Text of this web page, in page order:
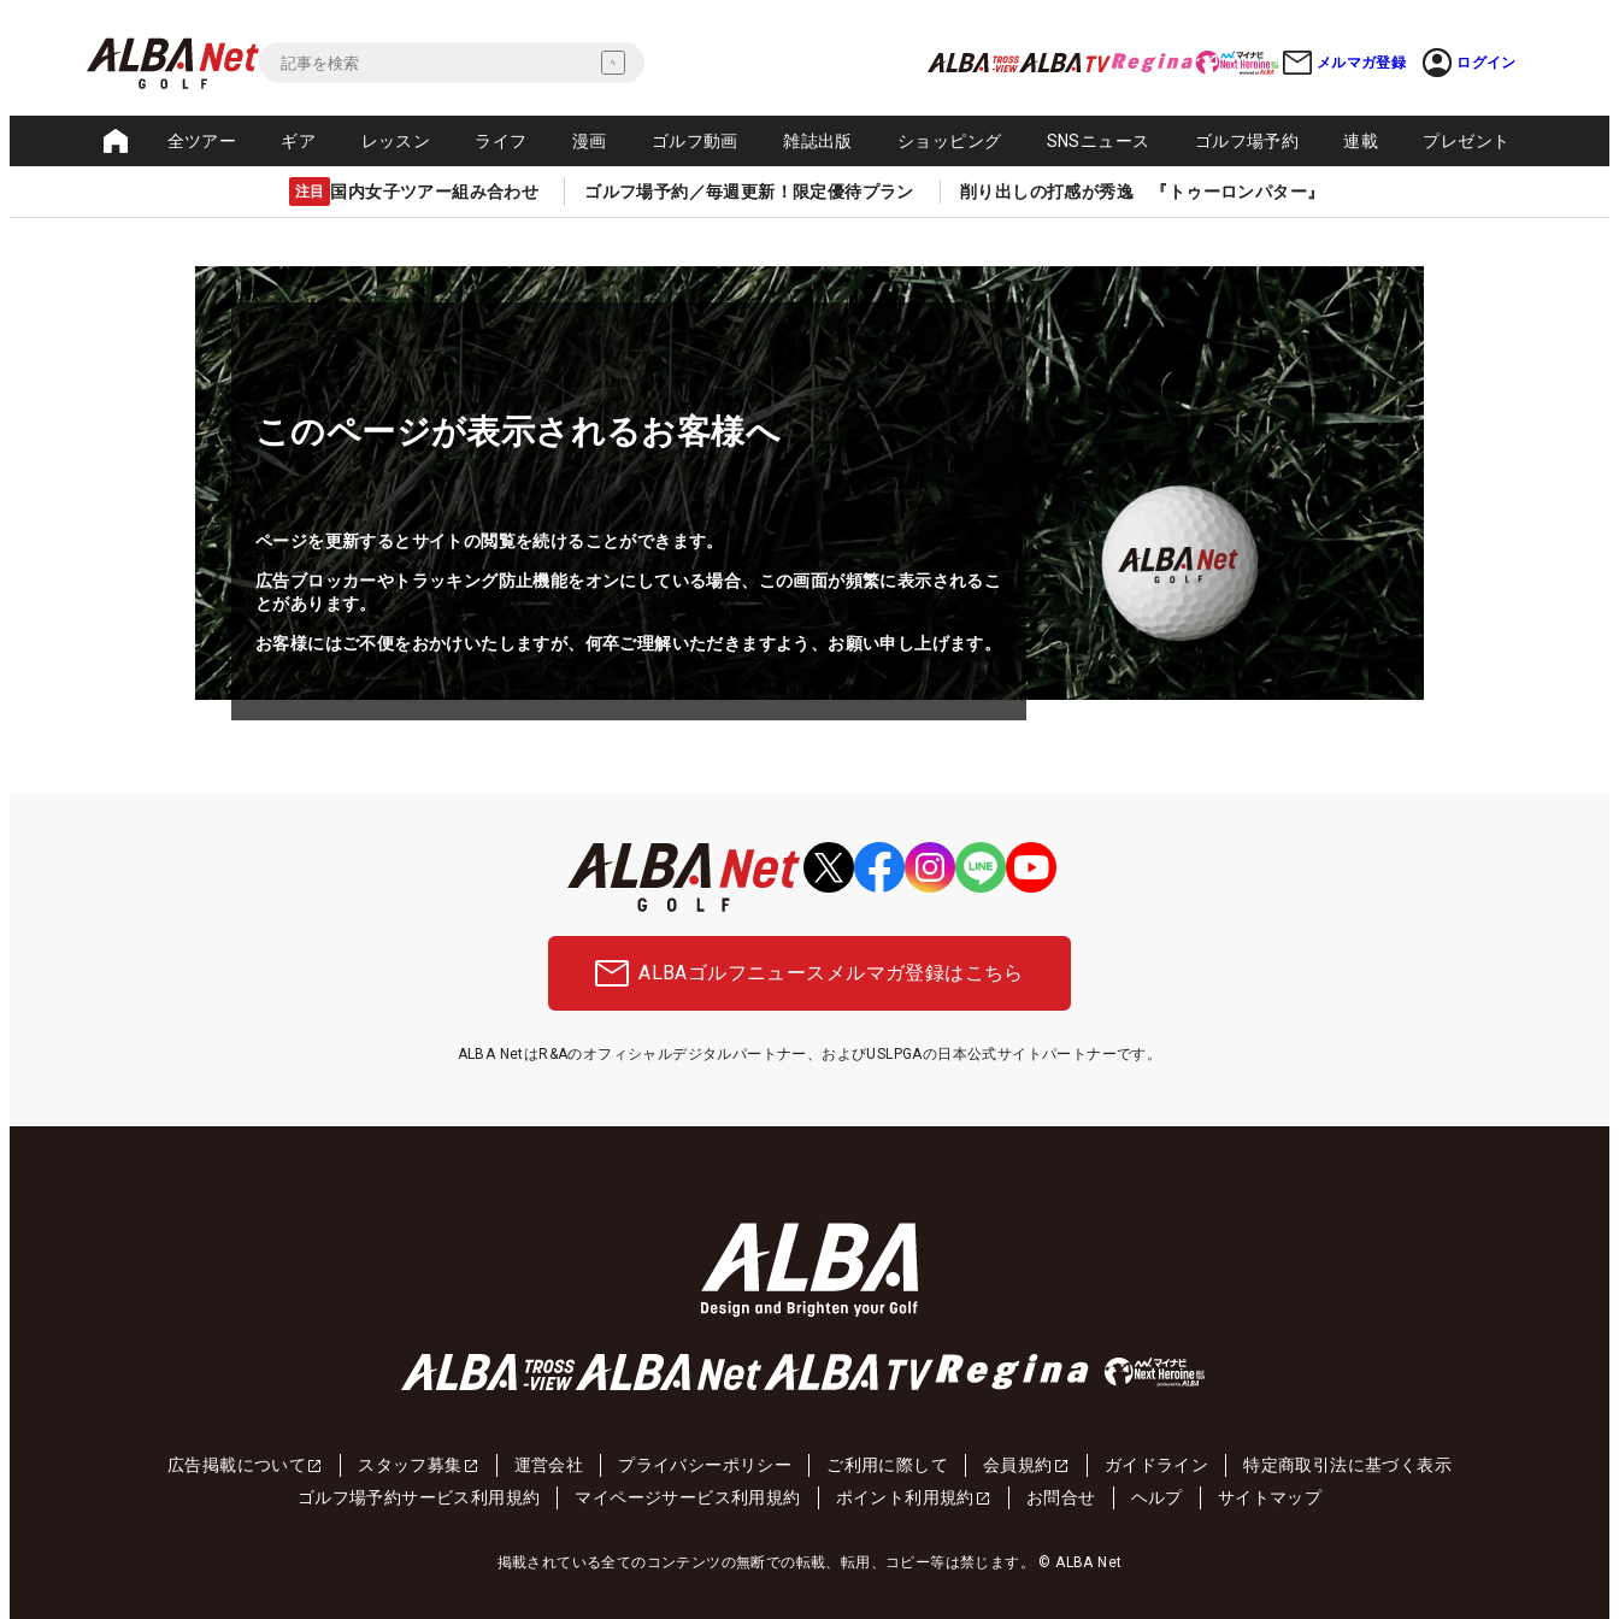
メルマガ登録 ログイン
全ツアー ギア レッスン ライフ 漫画 ゴルフ動画 雑誌出版 ショッピング SNSニュース ゴルフ場予約 連載 プレゼント
注目 国内女子ツアー組み合わせ ゴルフ場予約／毎週更新！限定優待プラン 削り出しの打感が秀逸 『トゥーロンパター』
このページが表示されるお客様へ
ページを更新するとサイトの閲覧を続けることができます。
広告ブロッカーやトラッキング防止機能をオンにしている場合、この画面が頻繁に表示されるこ
とがあります。
お客様にはご不便をおかけいたしますが、何卒ご理解いただきますよう、お願い申し上げます。
ALBAゴルフニュース メルマガ登録はこちら
ALBA NetはR&Aのオフィシャルデジタルパートナー、およびUSLPGAの日本公式サイトパートナーです。
広告掲載について スタッフ募集 運営会社 プライバシーポリシー ご利用に際して 会員規約 ガイドライン
特定商取引法に基づく表示
ゴルフ場予約サービス利用規約
マイページサービス利用規約 ポイント利用規約 お問合せ ヘルプ サイトマップ
掲載されている全てのコンテンツの無断での転載、転用、コピー等は禁じます。 © ALBA Net